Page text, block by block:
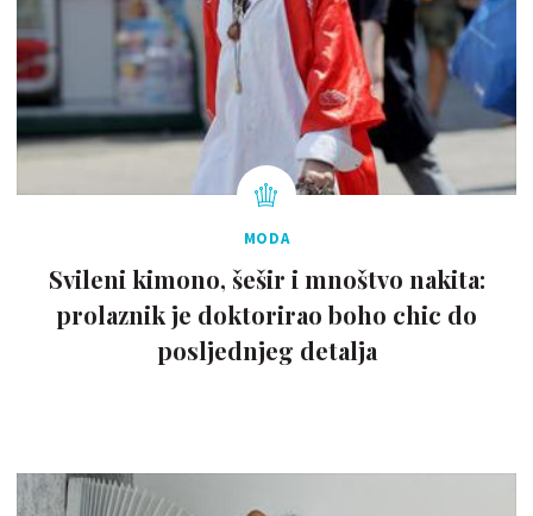
MODA
Svileni kimono, šešir i mnoštvo nakita:
prolaznik je doktorirao boho chic do
posljednjeg detalja